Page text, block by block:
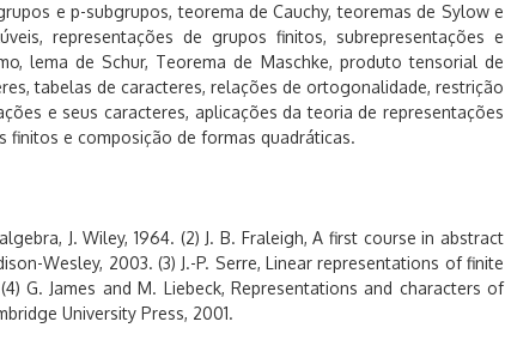
e p-subgrupos, teorema de Cauchy, teoremas de Sylow e
representações de grupos finitos, subrepresentações e
lema de Schur, Teorema de Maschke, produto tensorial de
tabelas de caracteres, relações de ortogonalidade, restrição
e seus caracteres, aplicações da teoria de representações
finitos e composição de formas quadráticas.
J. Wiley, 1964. (2) J. B. Fraleigh, A first course in abstract
Wesley, 2003. (3) J.-P. Serre, Linear representations of finite
G. James and M. Liebeck, Representations and characters of
University Press, 2001.